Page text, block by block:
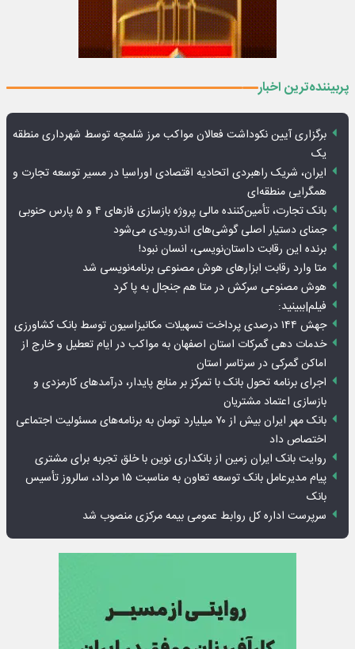
پربیننده‌ترین اخبار
برگزاری آیین نکوداشت فعالان مواکب مرز شلمچه توسط شهرداری منطقه
یک
ایران، شریک راهبردی اتحادیه اقتصادی اوراسیا در مسیر توسعه تجارت و
همگرایی منطقه‌ای
بانک تجارت، تأمین‌کننده مالی پروژه بازسازی فازهای ۴ و ۵ پارس حنوبی
جمنای دستیار اصلی گوشی‌های اندرویدی می‌شود
برنده این رقابت داستان‌نویسی، انسان نبود!
متا وارد رقابت ابزارهای هوش مصنوعی برنامه‌نویسی شد
هوش مصنوعی سرکش در متا هم جنجال به پا کرد
فیلم|ببینید:
جهش ۱۴۴ درصدی پرداخت تسهیلات مکانیزاسیون توسط بانک کشاورزی
خدمات دهی گمرکات استان اصفهان به مواکب در ایام تعطیل و خارج از
اماکن گمرکی در سرتاسر استان
اجرای برنامه تحول بانک با تمرکز بر منابع پایدار، درآمدهای کارمزدی و
بازسازی اعتماد مشتریان
بانک مهر ایران بیش از ۷۰ میلیارد تومان به برنامه‌های مسئولیت اجتماعی
اختصاص داد
روایت بانک ایران زمین از بانکداری نوین با خلق تجربه برای مشتری
پیام مدیرعامل بانک توسعه تعاون به مناسبت ۱۵ مرداد، سالروز تأسیس
بانک
سرپرست اداره کل روابط عمومی بیمه مرکزی منصوب شد